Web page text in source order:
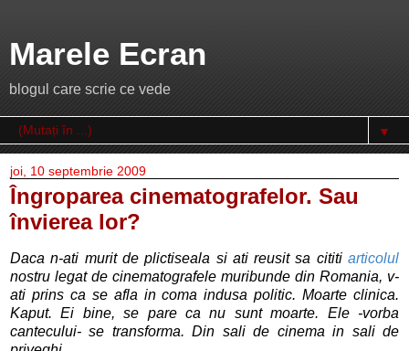
Marele Ecran
blogul care scrie ce vede
▼
joi, 10 septembrie 2009
Îngroparea cinematografelor. Sau
învierea lor?
Daca n-ati murit de plictiseala si ati reusit sa cititi articolul
nostru legat de cinematografele muribunde din Romania, v-
ati prins ca se afla in coma indusa politic. Moarte clinica.
Kaput. Ei bine, se pare ca nu sunt moarte. Ele -vorba
cantecului- se transforma. Din sali de cinema in sali de